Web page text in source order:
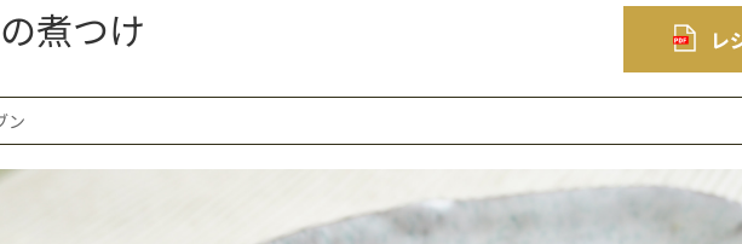
煮つけ
ン